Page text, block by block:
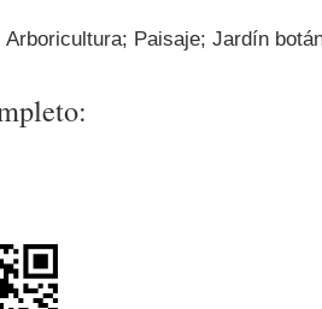
Arboricultura; Paisaje; Jardín